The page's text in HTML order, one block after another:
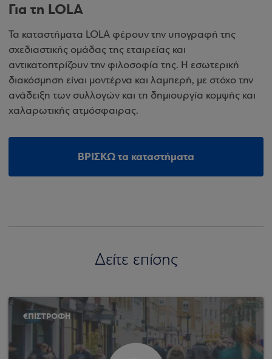
Για τη LOLA
Τα καταστήματα LOLA φέρουν την υπογραφή της
σχεδιαστικής ομάδας της εταιρείας και
αντικατοπτρίζουν την φιλοσοφία της. Η εσωτερική
διακόσμηση είναι μοντέρνα και λαμπερή, με στόχο την
ανάδειξη των συλλογών και τη δημιουργία κομψής και
χαλαρωτικής ατμόσφαιρας.
ΒΡΙΣΚΩ τα καταστήματα
Δείτε επίσης
€ΠΙΣΤΡΟΦΗ